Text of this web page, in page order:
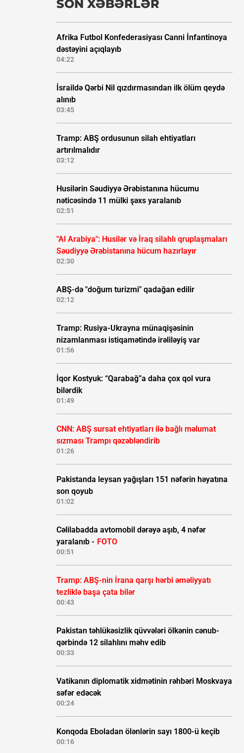
SON XƏBƏRLƏR
Afrika Futbol Konfederasiyası Canni İnfantinoya
dəstəyini açıqlayıb
04:22
İsraildə Qərbi Nil qızdırmasından ilk ölüm qeydə
alınıb
03:45
Tramp: ABŞ ordusunun silah ehtiyatları
artırılmalıdır
03:12
Husilərin Səudiyyə Ərəbistanına hücumu
nəticəsində 11 mülki şəxs yaralanıb
02:51
"Al Arabiya": Husilər və İraq silahlı qruplaşmaları
Səudiyyə Ərəbistanına hücum hazırlayır
02:30
ABŞ-də "doğum turizmi" qadağan edilir
02:12
Tramp: Rusiya-Ukrayna münaqişəsinin
nizamlanması istiqamətində irəliləyiş var
01:56
İqor Kostyuk: “Qarabağ”a daha çox qol vura
bilərdik
01:49
CNN: ABŞ sursat ehtiyatları ilə bağlı məlumat
sızması Trampı qəzəbləndirib
01:26
Pakistanda leysan yağışları 151 nəfərin həyatına
son qoyub
01:02
Cəlilabadda avtomobil dərəyə aşıb, 4 nəfər
yaralanıb - FOTO
00:51
Tramp: ABŞ-nin İrana qarşı hərbi əməliyyatı
tezliklə başa çata bilər
00:43
Pakistan təhlükəsizlik qüvvələri ölkənin cənub-
qərbində 12 silahlını məhv edib
00:33
Vatikanın diplomatik xidmətinin rəhbəri Moskvaya
səfər edəcək
00:24
Konqoda Eboladan ölənlərin sayı 1800-ü keçib
00:16